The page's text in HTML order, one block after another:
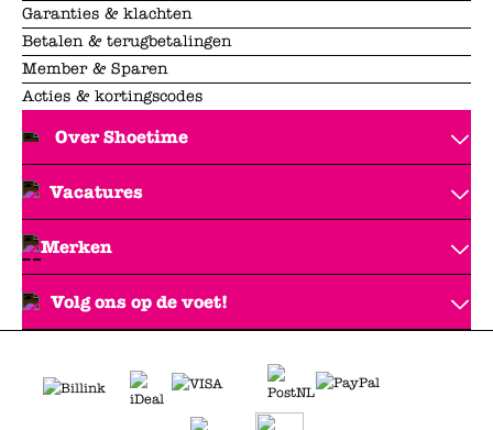
Garanties & klachten
Betalen & terugbetalingen
Member & Sparen
Acties & kortingscodes
Over Shoetime
Vacatures
Merken
Volg ons op de voet!